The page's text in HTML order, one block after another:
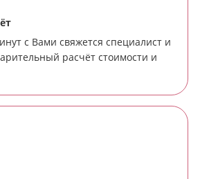
с Вами свяжется специалист и
расчёт стоимости и